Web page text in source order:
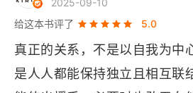
为了操控你，他们要求“常联系”
2025-09-10
给这本书评了
5.0
真正的关系，不是以自我为中
是人人都能保持独立且相互联